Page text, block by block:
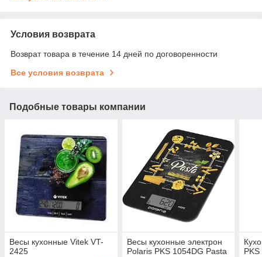
Условия возврата
Возврат товара в течение 14 дней по договоренности
Все условия возврата
Подобные товары компании
Весы кухонные Vitek VT-
2425
Весы кухонные электрон
Polaris PKS 1054DG Pasta